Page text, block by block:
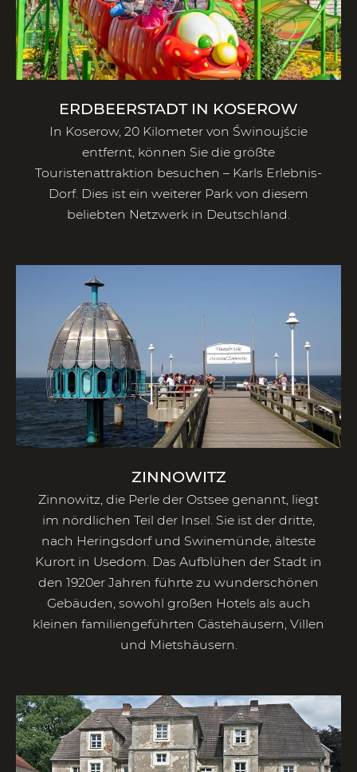
ERDBEERSTADT IN KOSEROW
In Koserow, 20 Kilometer von Świnoujście
entfernt, können Sie die größte
Touristenattraktion besuchen – Karls Erlebnis-
Dorf. Dies ist ein weiterer Park von diesem
beliebten Netzwerk in Deutschland.
ZINNOWITZ
Zinnowitz, die Perle der Ostsee genannt, liegt
im nördlichen Teil der Insel. Sie ist der dritte,
nach Heringsdorf und Swinemünde, älteste
Kurort in Usedom. Das Aufblühen der Stadt in
den 1920er Jahren führte zu wunderschönen
Gebäuden, sowohl großen Hotels als auch
kleinen familiengeführten Gästehäusern, Villen
und Mietshäusern.